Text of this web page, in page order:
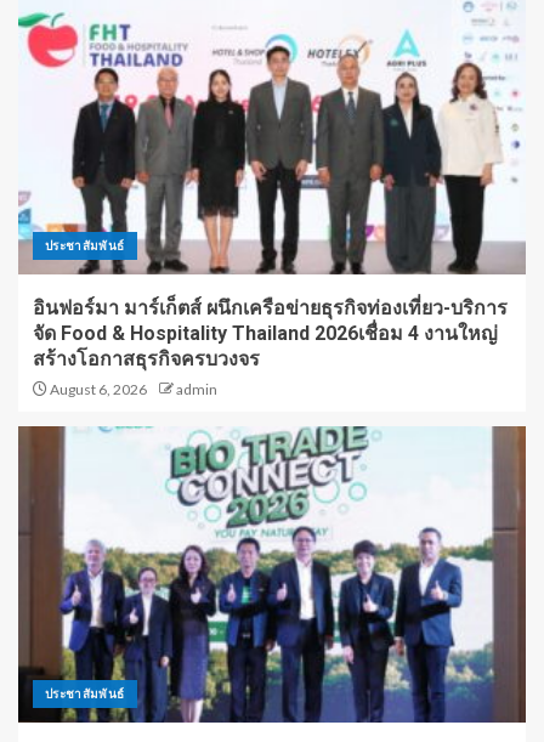
ประชาสัมพันธ์
อินฟอร์มา มาร์เก็ตส์ ผนึกเครือข่ายธุรกิจท่องเที่ยว-บริการ
จัด Food & Hospitality Thailand 2026เชื่อม 4 งานใหญ่
สร้างโอกาสธุรกิจครบวงจร
August 6, 2026 admin
ประชาสัมพันธ์